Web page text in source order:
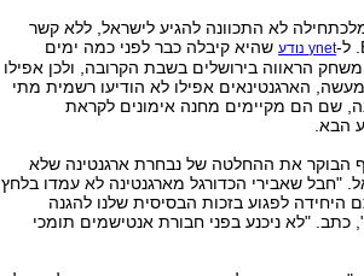
לא התכוונה להגיע לישראל, ללא קשר
ynet נודע
שהיא קיבלה כבר לפני כמה ימים
הראווה בירושלים בשבת הקרובה, ולכן אפילו
הארגנטינאים אפילו לא הודיעו רשמית מתי
שם הם מקיימים מחנה אימונים לקראת
הבא.
הבוקר את ההחלטה של נבחרת ארגנטינה שלא
"חבל שאבירי הכדורגל מארגנטינה לא עמדו בלחץ
לפגוע בזכות הבסיסית שלנו להגנה
"לא ניכנע בפני חבורת אנטישמים תומכי